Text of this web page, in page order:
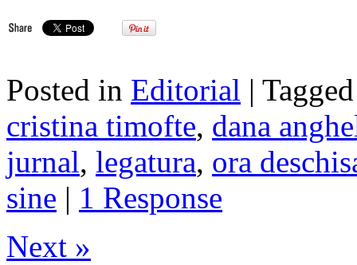
Posted in Editorial |
cristina timofte, dana
jurnal, legatura, ora
sine | 1 Response
Next »